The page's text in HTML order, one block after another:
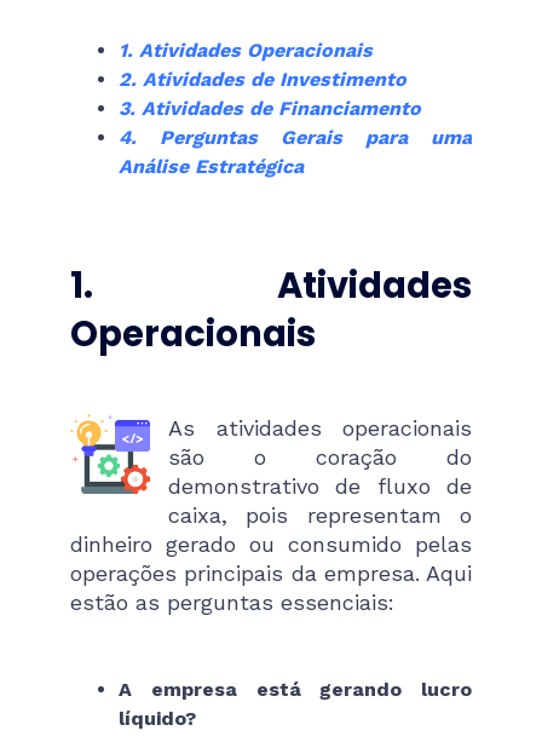
1. Atividades Operacionais
2. Atividades de Investimento
3. Atividades de Financiamento
4. Perguntas Gerais para uma
Análise Estratégica
1. Atividades
Operacionais
As atividades operacionais
são o coração do
demonstrativo de fluxo de
caixa, pois representam o
dinheiro gerado ou consumido pelas
operações principais da empresa. Aqui
estão as perguntas essenciais:
A empresa está gerando lucro
líquido?